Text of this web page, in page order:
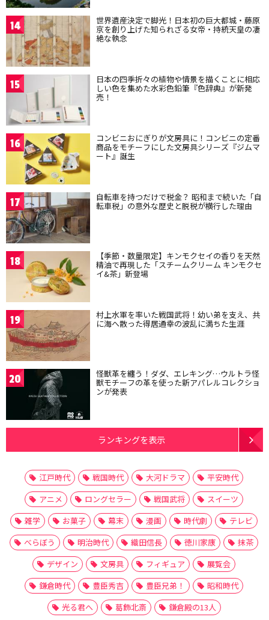
14 世界遺産決定で脚光！日本初の巨大都城・藤原
京を創り上げた知られざる女帝・持統天皇の凄
絶な執念
15 日本の四季折々の植物や情景を描くことに相応
しい色を集めた水彩色鉛筆『色辞典』が新発
売！
16 コンビニおにぎりが文房具に！コンビニの定番
商品をモチーフにした文房具シリーズ『ジムマ
ート』誕生
17 自転車を持つだけで税金？ 昭和まで続いた「自
転車税」の意外な歴史と脱税が横行した理由
18 【季節・数量限定】キンモクセイの香りを天然
精油で再現した「スチームクリーム キンモクセ
イ&茶」新登場
19 村上水軍を率いた戦国武将！幼い弟を支え、共
に海へ散った得居通幸の波乱に満ちた生涯
20 怪獣革を纏う！ダダ、エレキング…ウルトラ怪
獣モチーフの革を使った新アパレルコレクショ
ンが発表
ランキングを表示
江戸時代 戦国時代 大河ドラマ
平安時代
アニメ
ロングセラー 戦国武将
スイーツ
雑学
お菓子 幕末 漫画 時代劇
テレビ
べらぼう
明治時代 織田信長 徳川家康
抹茶
デザイン
文房具 フィギュア
展覧会
鎌倉時代
豊臣秀吉 豊臣兄弟！
昭和時代
光る君へ
葛飾北斎 鎌倉殿の13人